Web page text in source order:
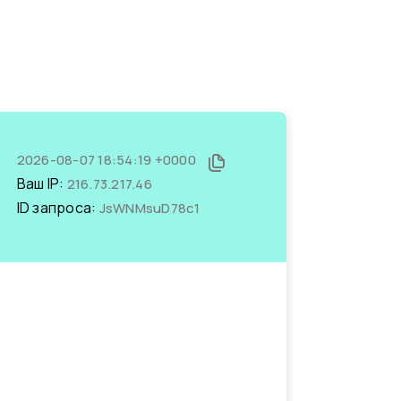
2026-08-07 18:54:19 +0000
Ваш IP: 216.73.217.46
ID запроса: JsWNMsuD78c1